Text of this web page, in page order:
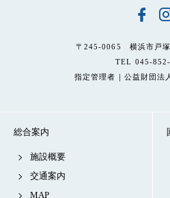
〒245-0065 横浜市戸塚
TEL 045-
指定管理者｜公益財団法
総合案内
施設概要
交通案内
MAP